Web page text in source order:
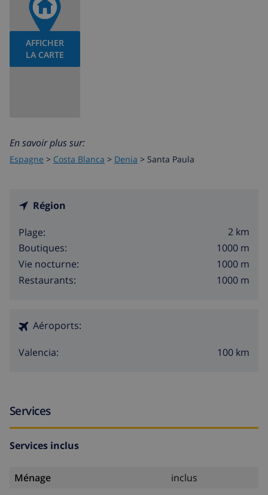
AFFICHER
LA CARTE
En savoir plus sur:
Espagne > Costa Blanca > Denia > Santa Paula
Région
Plage:
2 km
Boutiques:
1000 m
Vie nocturne:
1000 m
Restaurants:
1000 m
Aéroports:
Valencia: 100 km
Services
Services inclus
Ménage
inclus